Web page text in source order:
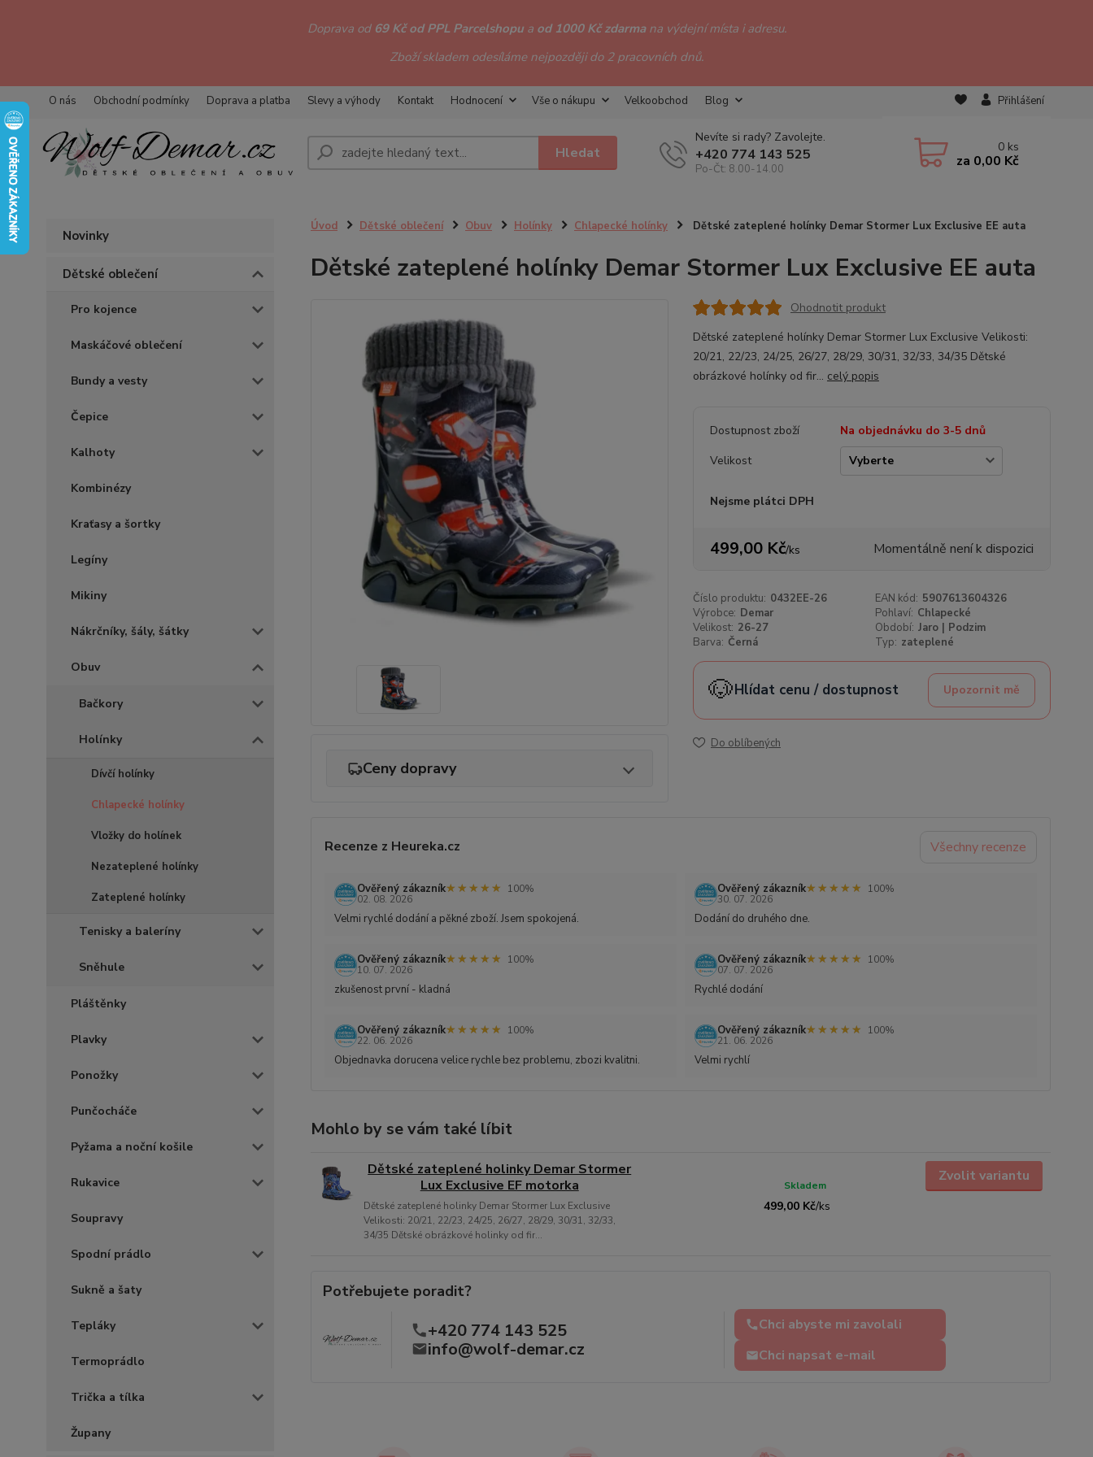
Doprava od 69 Kč od PPL Parcelshopua od 1000 Kč zdarma na výdejní místa i adresu.
Zboží skladem odesíláme nejpozději do 2 pracovních dnů.
O nás Obchodní podmínky Doprava a platba Slevy a výhody Kontakt Hodnocení Vše o nákupu Velkoobchod Blog Přihlášení
Hledat
Nevíte si rady? Zavolejte.
+420 774 143 525
Po-Čt: 8.00-14.00
0 ks
za 0,00 Kč
Novinky
Dětské oblečení
Pro kojence
Maskáčové oblečení
Bundy a vesty
Čepice
Kalhoty
Kombinézy
Kraťasy a šortky
Legíny
Mikiny
Nákrčníky, šály, šátky
Obuv
Bačkory
Holínky
Dívčí holínky
Chlapecké holínky
Vložky do holínek
Nezateplené holínky
Zateplené holínky
Tenisky a baleríny
Sněhule
Pláštěnky
Plavky
Ponožky
Punčocháče
Pyžama a noční košile
Rukavice
Soupravy
Spodní prádlo
Sukně a šaty
Tepláky
Termoprádlo
Trička a tílka
Župany
Úvod Dětské oblečení Obuv Holínky Chlapecké holínky Dětské zateplené holínky Demar Stormer Lux Exclusive EE auta
Dětské zateplené holínky Demar Stormer Lux Exclusive EE auta
Ceny dopravy
Ohodnotit produkt
Dětské zateplené holínky Demar Stormer Lux Exclusive Velikosti:
20/21, 22/23, 24/25, 26/27, 28/29, 30/31, 32/33, 34/35 Dětské
obrázkové holínky od fir... celý popis
Dostupnost zboží
Na objednávku do 3-5 dnů
Velikost
Nejsme plátci DPH
499,00 Kč/ks Momentálně není k dispozici
Číslo produktu: 0432EE-26 EAN kód: 5907613604326
Výrobce: Demar Pohlaví: Chlapecké
Velikost: 26-27 Období: Jaro | Podzim
Barva: Černá Typ: zateplené
🐶Hlídat cenu / dostupnost Upozornit mě
Do oblíbených
Recenze z Heureka.cz Všechny recenze
Ověřený zákazník★★★★★
★★★★★
100%
02. 08. 2026
Velmi rychlé dodání a pěkné zboží. Jsem spokojená.
Ověřený zákazník★★★★★
★★★★★
100%
30. 07. 2026
Dodání do druhého dne.
Ověřený zákazník★★★★★
★★★★★
100%
10. 07. 2026
zkušenost první - kladná
Ověřený zákazník★★★★★
★★★★★
100%
07. 07. 2026
Rychlé dodání
Ověřený zákazník★★★★★
★★★★★
100%
22. 06. 2026
Objednavka dorucena velice rychle bez problemu, zbozi kvalitni.
Ověřený zákazník★★★★★
★★★★★
100%
21. 06. 2026
Velmi rychlí
Mohlo by se vám také líbit
Dětské zateplené holinky Demar Stormer
Lux Exclusive EF motorka
Dětské zateplené holinky Demar Stormer Lux Exclusive
Velikosti: 20/21, 22/23, 24/25, 26/27, 28/29, 30/31, 32/33,
34/35 Dětské obrázkové holinky od fir...
499,00 Kč/ks
Skladem
Zvolit variantu
Potřebujete poradit?
+420 774 143 525
info@wolf-demar.cz
Chci abyste mi zavolali
Chci napsat e-mail